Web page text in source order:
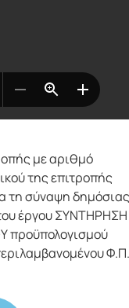
με αριθμό
της επιτροπής
τη σύναψη δημόσιας
έργου ΣΥΝΤΗΡΗΣΗ
προϋπολογισμού